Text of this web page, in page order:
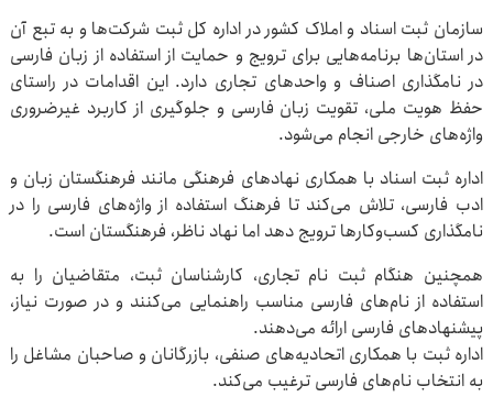
سازمان ثبت اسناد و املاک کشور در اداره کل ثبت شرکت‌ها و به تبع آن
در استان‌ها برنامه‌هایی برای ترویج و حمایت از استفاده از زبان فارسی
در نامگذاری اصناف و واحدهای تجاری دارد. این اقدامات در راستای
حفظ هویت ملی، تقویت زبان فارسی و جلوگیری از کاربرد غیرضروری
واژه‌های خارجی انجام می‌شود.
اداره ثبت اسناد با همکاری نهادهای فرهنگی مانند فرهنگستان زبان و
ادب فارسی، تلاش می‌کند تا فرهنگ استفاده از واژه‌های فارسی را در
نامگذاری کسب‌وکارها ترویج دهد اما نهاد ناظر، فرهنگستان است.
همچنین هنگام ثبت نام تجاری، کارشناسان ثبت، متقاضیان را به
استفاده از نام‌های فارسی مناسب راهنمایی می‌کنند و در صورت نیاز،
پیشنهادهای فارسی ارائه می‌دهند.
اداره ثبت با همکاری اتحادیه‌های صنفی، بازرگانان و صاحبان مشاغل را
به انتخاب نام‌های فارسی ترغیب می‌کند.